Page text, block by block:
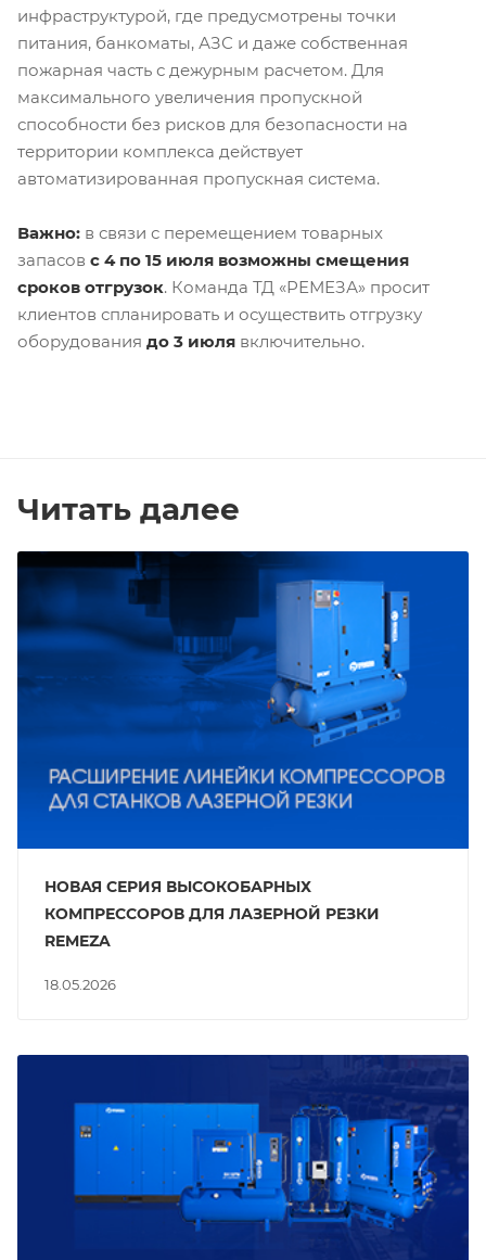
инфраструктурой, где предусмотрены точки
питания, банкоматы, АЗС и даже собственная
пожарная часть с дежурным расчетом. Для
максимального увеличения пропускной
способности без рисков для безопасности на
территории комплекса действует
автоматизированная пропускная система.
Важно: в связи с перемещением товарных
запасов с 4 по 15 июля возможны смещения
сроков отгрузок. Команда ТД «РЕМЕЗА» просит
клиентов спланировать и осуществить отгрузку
оборудования до 3 июля включительно.
Читать далее
18.05.2026
НОВАЯ СЕРИЯ ВЫСОКОБАРНЫХ
КОМПРЕССОРОВ ДЛЯ ЛАЗЕРНОЙ РЕЗКИ
REMEZA